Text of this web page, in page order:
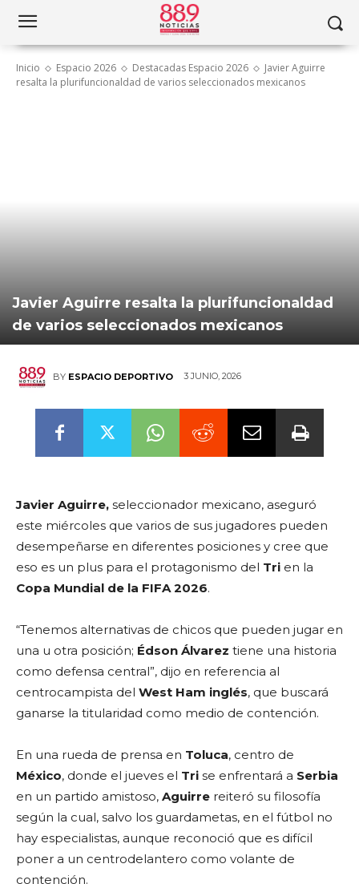
Inicio Espacio 2026 Destacadas Espacio 2026
Javier Aguirre
resalta la plurifuncionaldad de varios seleccionados mexicanos
Javier Aguirre resalta la plurifuncionaldad
de varios seleccionados mexicanos
BY ESPACIO DEPORTIVO 3 JUNIO, 2026
Javier Aguirre, seleccionador mexicano, aseguró
este miércoles que varios de sus jugadores pueden
desempeñarse en diferentes posiciones y cree que
eso es un plus para el protagonismo del Tri en la
Copa Mundial de la FIFA 2026.
“Tenemos alternativas de chicos que pueden jugar en
una u otra posición; Édson Álvarez tiene una historia
como defensa central”, dijo en referencia al
centrocampista del West Ham inglés, que buscará
ganarse la titularidad como medio de contención.
En una rueda de prensa en Toluca, centro de
México, donde el jueves el Tri se enfrentará a Serbia
en un partido amistoso, Aguirre reiteró su filosofía
según la cual, salvo los guardametas, en el fútbol no
hay especialistas, aunque reconoció que es difícil
poner a un centrodelantero como volante de
contención.